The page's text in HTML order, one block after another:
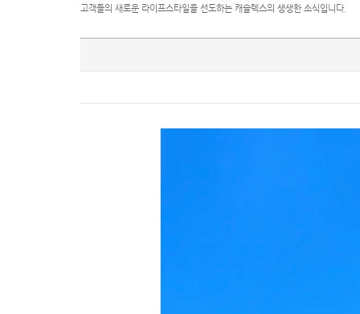
고객들의 새로운 라이프스타일을 선도하는 캐슬렉스의 생생한 소식입니다.